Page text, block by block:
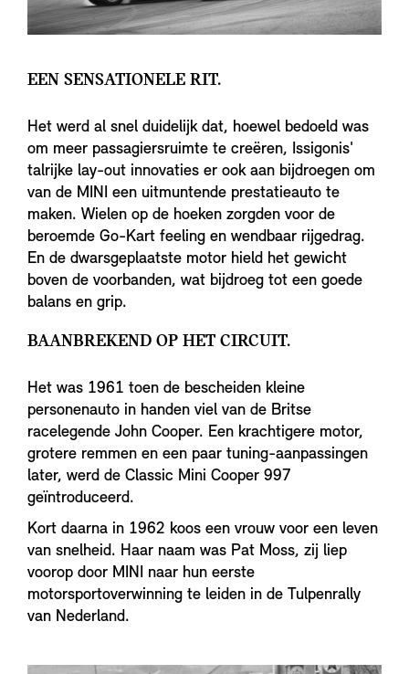
EEN SENSATIONELE RIT.
Het werd al snel duidelijk dat, hoewel bedoeld was
om meer passagiersruimte te creëren, Issigonis'
talrijke lay-out innovaties er ook aan bijdroegen om
van de MINI een uitmuntende prestatieauto te
maken. Wielen op de hoeken zorgden voor de
beroemde Go-Kart feeling en wendbaar rijgedrag.
En de dwarsgeplaatste motor hield het gewicht
boven de voorbanden, wat bijdroeg tot een goede
balans en grip.
BAANBREKEND OP HET CIRCUIT.
Het was 1961 toen de bescheiden kleine
personenauto in handen viel van de Britse
racelegende John Cooper. Een krachtigere motor,
grotere remmen en een paar tuning-aanpassingen
later, werd de Classic Mini Cooper 997
geïntroduceerd.
Kort daarna in 1962 koos een vrouw voor een leven
van snelheid. Haar naam was Pat Moss, zij liep
voorop door MINI naar hun eerste
motorsportoverwinning te leiden in de Tulpenrally
van Nederland.